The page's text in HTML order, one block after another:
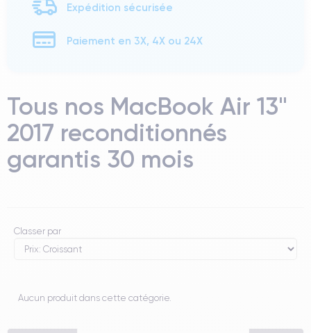
Expédition sécurisée
Paiement en 3X, 4X ou 24X
Tous nos MacBook Air 13"
2017 reconditionnés
garantis 30 mois
Classer par
Aucun produit dans cette catégorie.